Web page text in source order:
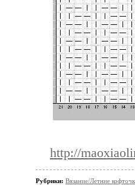
http://
Рубрики: Вязание/Летние